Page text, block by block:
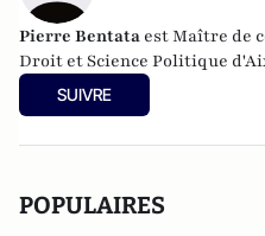
Pierre Bentata est Maître de
Droit et Science Politique
SUIVRE
POPULAIRES